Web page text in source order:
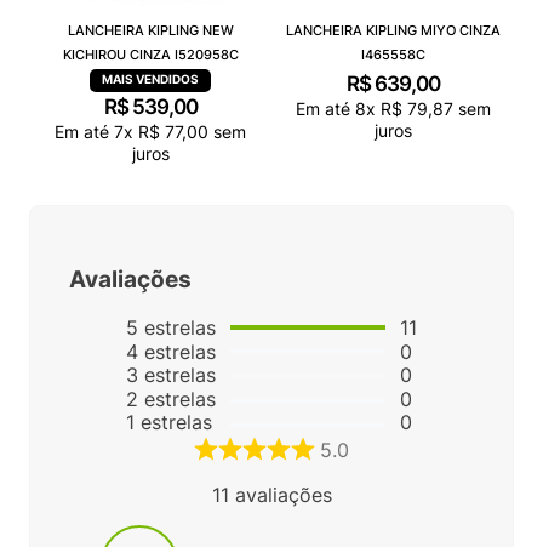
LANCHEIRA KIPLING NEW
KICHIROU CINZA I520958C
R$ 539,00
Em até 7x R$ 77,00 sem
juros
LANCHEIRA KIPLING MIYO CINZA
I465558C
R$ 639,00
Em até 8x R$ 79,87sem
juros
Avaliações
5 estrelas
4 estrelas
3 estrelas
2 estrelas
1 estrelas
11
0
0
0
0
5.0
11 avaliações